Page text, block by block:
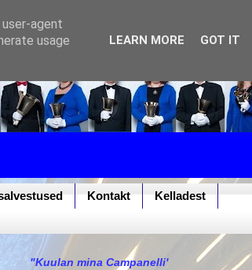
Kontakt
Kelladest
"Kuulan mina Campanelli'
agent
usage
LEARN MORE GOT IT